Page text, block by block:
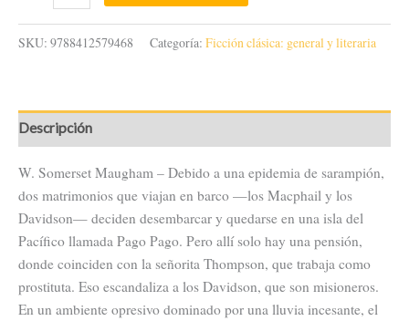
SKU: 9788412579468 Categoría: Ficción clásica: general y literaria
Descripción
W. Somerset Maugham – Debido a una epidemia de sarampión,
dos matrimonios que viajan en barco —los Macphail y los
Davidson— deciden desembarcar y quedarse en una isla del
Pacífico llamada Pago Pago. Pero allí solo hay una pensión,
donde coinciden con la señorita Thompson, que trabaja como
prostituta. Eso escandaliza a los Davidson, que son misioneros.
En un ambiente opresivo dominado por una lluvia incesante, el